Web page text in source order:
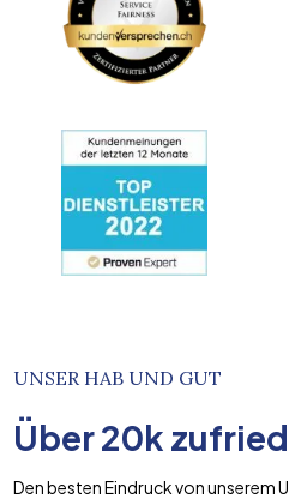
UNSER HAB UND GUT
Über20k
Den besten Eindruck von unserem